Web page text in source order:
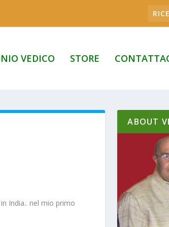
VEDICO STORE
India.. nel mio primo
ABOUT